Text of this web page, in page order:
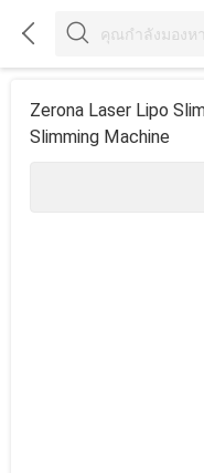
 
Zerona Laser Lipo
Slimming Machine